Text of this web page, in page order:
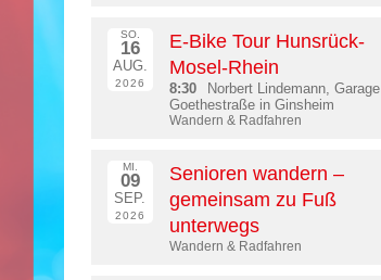
SO.
16
AUG.
2026
E-Bike Tour Hunsrück-
Mosel-Rhein
8:30
Norbert Lindemann, Garage
Goethestraße in Ginsheim
Wandern & Radfahren
MI.
09
SEP.
2026
Senioren wandern –
gemeinsam zu Fuß
unterwegs
Wandern & Radfahren